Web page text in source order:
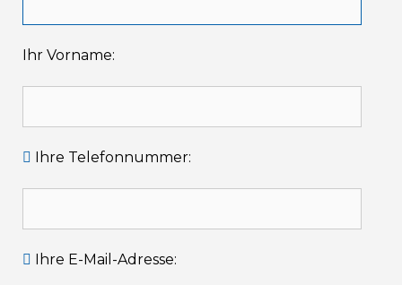
Ihr Vorname:
Ihre Telefonnummer:
Ihre E-Mail-Adresse: